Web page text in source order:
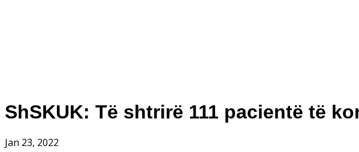
ShSKUK: Të shtrirë 111 pacientë të
Jan 23, 2022